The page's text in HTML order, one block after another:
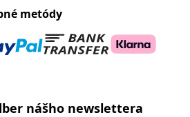
metódy
nášho newslettera